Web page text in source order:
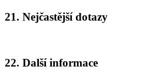
21. Nejčastější dotazy
22. Další informace